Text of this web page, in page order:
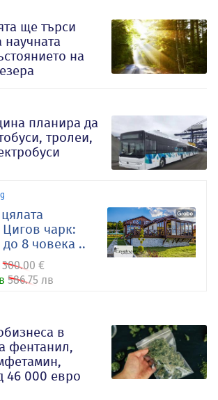
ще търси
на
планира да
тролеи,
чарк:
8 човека ..
300.00 €
586.75 лв
в
фентанил,
46 000 евро